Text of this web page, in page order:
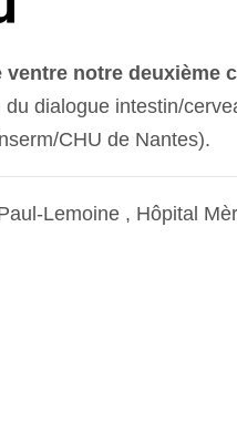
ventre notre deuxième
dialogue intestin/
CHU de Nantes).
Lemoine , Hôpital